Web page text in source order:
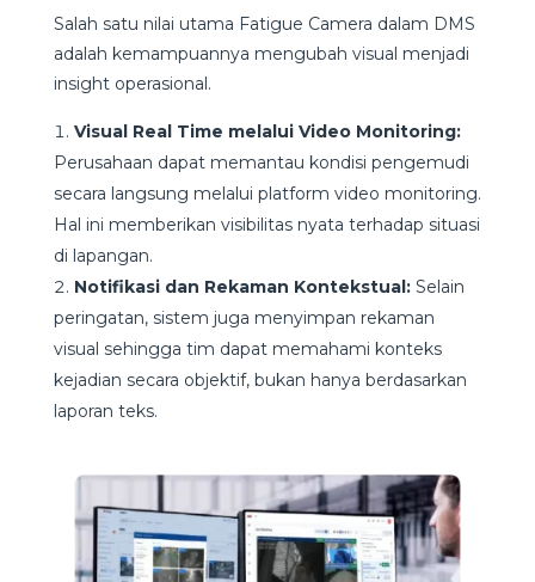
Salah satu nilai utama Fatigue Camera dalam DMS
adalah kemampuannya mengubah visual menjadi
insight operasional.
Visual Real Time melalui Video Monitoring:
Perusahaan dapat memantau kondisi pengemudi
secara langsung melalui platform video monitoring.
Hal ini memberikan visibilitas nyata terhadap situasi
di lapangan.
Notifikasi dan Rekaman Kontekstual:Selain
peringatan, sistem juga menyimpan rekaman
visual sehingga tim dapat memahami konteks
kejadian secara objektif, bukan hanya berdasarkan
laporan teks.